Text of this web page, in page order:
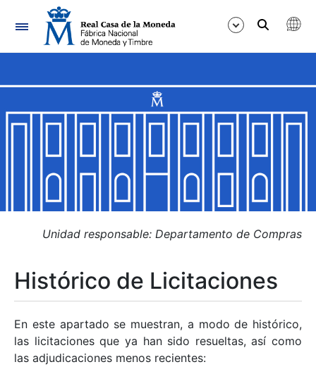
Navegación
Mostrar/Ocultar
Mostrar/Ocultar
Mostrar/Ocultar
Mostrar/Ocultar
Mostrar/Ocultar
Unidad responsable: Departamento de Compras
Histórico de Licitaciones
En este apartado se muestran, a modo de histórico,
las licitaciones que ya han sido resueltas, así como
las adjudicaciones menos recientes: